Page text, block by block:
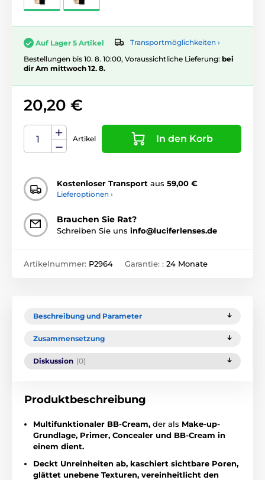
Auf Lager 5 Artikel
Transportmöglichkeiten ›
Bestellungen bis 10. 8. 10:00, Voraussichtliche Lieferung: bei
dir Am mittwoch 12. 8.
20,20 €
Artikel In den Korb
Kostenloser Transport aus 59,00 €
Lieferoptionen ›
Brauchen Sie Rat?
Schreiben Sie uns info@luciferlenses.de
Artikelnummer: P2964 Garantie: : 24 Monate
Beschreibung und Parameter
Zusammensetzung
Diskussion (0)
Produktbeschreibung
Multifunktionaler BB-Cream, der als Make-up-
Grundlage, Primer, Concealer und BB-Cream in
einem dient.
Deckt Unreinheiten ab, kaschiert sichtbare Poren,
glättet unebene Texturen, vereinheitlicht den